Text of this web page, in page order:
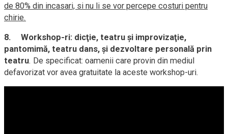
de 80% din incasari, si nu li se vor percepe costuri pentru
chirie.
8. Workshop-ri: dicţie, teatru şi improvizaţie,
pantomimă, teatru dans, şi dezvoltare personală prin
teatru. De specificat: oamenii care provin din mediul
defavorizat vor avea gratuitate la aceste workshop-uri.